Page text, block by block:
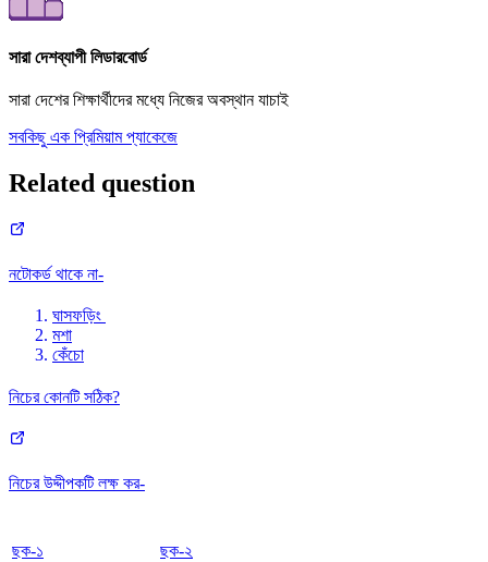
সারা দেশব্যাপী লিডারবোর্ড
সারা দেশের শিক্ষার্থীদের মধ্যে নিজের অবস্থান যাচাই
সবকিছু এক প্রিমিয়াম প্যাকেজে
Related question
নটোকর্ড থাকে না-
ঘাসফড়িং
মশা
কেঁচো
নিচের কোনটি সঠিক?
নিচের উদ্দীপকটি লক্ষ কর-
ছক-১ ছক-২